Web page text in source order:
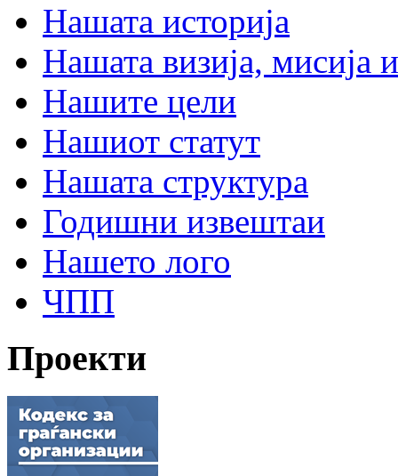
Нашата историја
Нашата визија, мисија и
Нашите цели
Нашиот статут
Нашата структура
Годишни извештаи
Нашето лого
ЧПП
Проекти